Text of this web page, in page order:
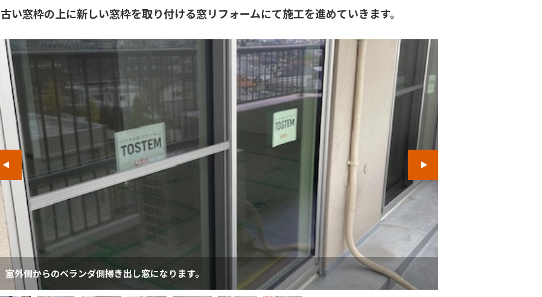
古い窓枠の上に新しい窓枠を取り付ける窓リフォームにて施工を進めていきます。
室外側からのベランダ側掃き出し窓になります。